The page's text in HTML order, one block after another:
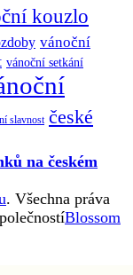
kouzlo
vánoční
vánoční setkání
slavnost české
na českém
. Všechna práva
Blossom